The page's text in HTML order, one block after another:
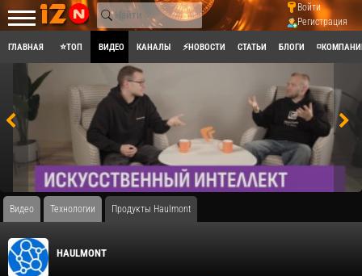
Войти
Регистрация
ГЛАВНАЯ ⭐ТОП ВИДЕО КАНАЛЫ ⚡НОВОСТИ СТАТЬИ БЛОГИ
Видео Технологии Продукты Haulmont
HAULMONT